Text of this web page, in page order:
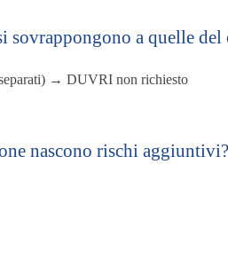
sovrappongono a quelle
→ DUVRI non richiesto
nascono rischi aggiuntivi?